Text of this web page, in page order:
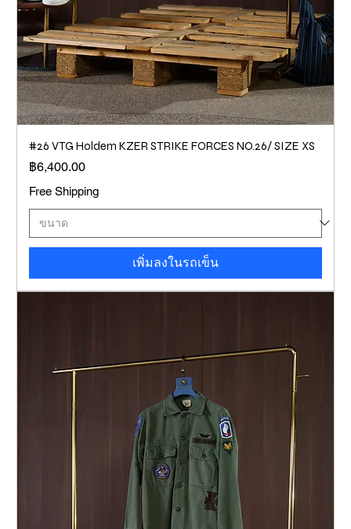
#26 VTG Holdem KZER STRIKE FORCES NO.26/ SIZE XS
ราคา
฿6,400.00
Free Shipping
เพิ่มลงในรถเข็น